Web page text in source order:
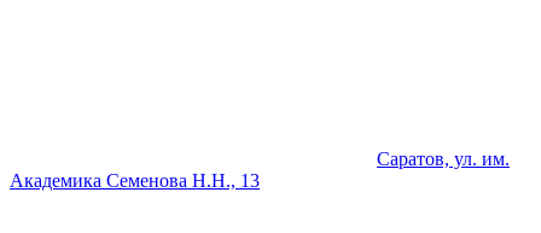
Саратов, ул. им.
Академика Семенова Н.Н., 13